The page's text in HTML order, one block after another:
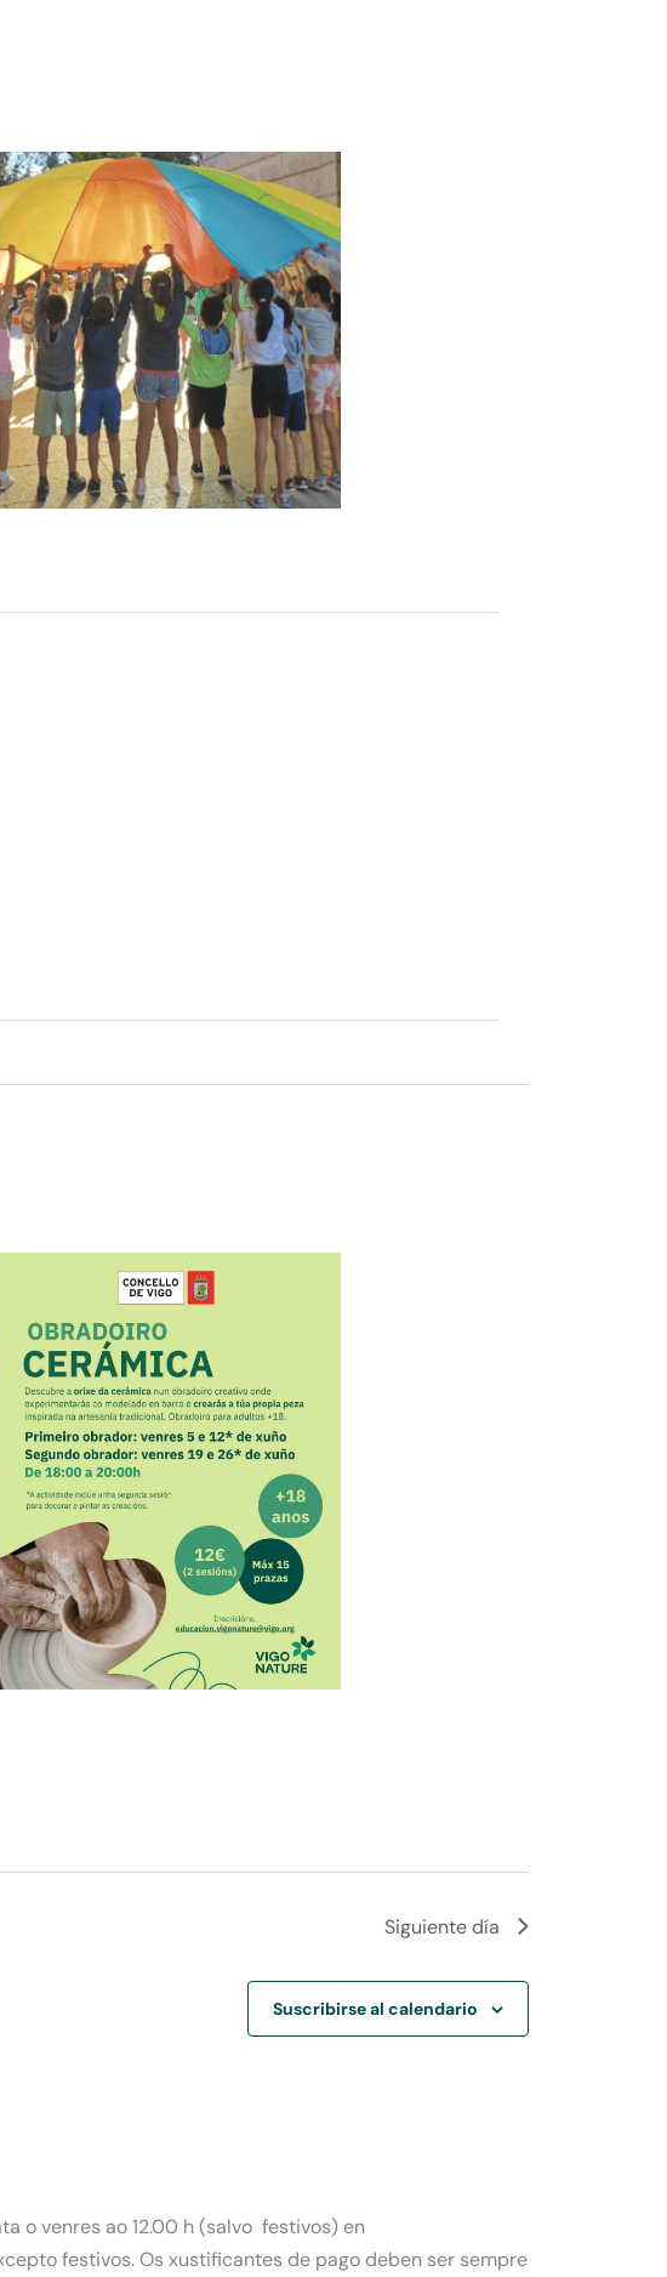
Siguiente día
Suscribirse al calendario
o venres ao 12.00 h (salvo festivos) en
festivos. Os xustificantes de pago deben ser sempre